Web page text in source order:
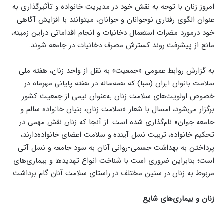
امروز زنان با توجه به نقش خود در مدیریت خانواده و تأثیرگذاری به
عنوان الگوی رفتاری نوجوانان و جوانان، می‏توانند با افزایش آگاهی
خود درمورد مضرات استعمال دخانیات و انجام اقداماتی دراین زمینه،
مانع از پیشرفت روند گسترش مصرف دخانیات در جامعه شوند.
به گزارش روابط عمومی «جمعیت» به نقل از واحد زنان، هفته ملی
سلامت بانوان ایران (سبا) که همه‌ساله در هفته پایانی مهرماه در
خصوص اولویت‌های سلامت زنان به‌عنوان نیمی از جمعیت کشور
برگزار می‌شود، امسال با شعار «سلامت زنان، بنیان خانواده سالم و
جامعه جوان» نام‌گذاری شده است. از آنجا که زنان نقش مهمی در
تحکیم خانواده، تربیت نسل آینده و سلامت اعضای خانواده‌دارند،
پرداختن به بهداشت جسمی-روانی آنان به سود جامعه و نسل آتی
است؛ بنابراین ضروری است با شناخت انواع تهدیدها و بیماری‌های
مربوط به زنان در سنین مختلف در راستای سلامت آنان گام برداشت.
زنان و بیماری‌های شایع